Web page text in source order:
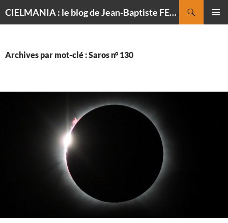
CIELMANIA : le blog de Jean-Baptiste FELDMANN, photographe du ciel
Archives par mot-clé : Saros n° 130